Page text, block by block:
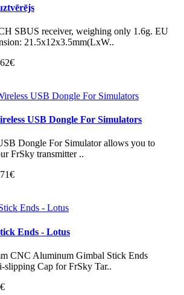
SBUS receiver, weighing only 1.6g. EU
21.5x12x3.5mm(LxW..
USB Dongle For Simulators
Dongle For Simulator allows you to
FrSky transmitter ..
Ends - Lotus
CNC Aluminum Gimbal Stick Ends
slipping Cap for FrSky Tar..